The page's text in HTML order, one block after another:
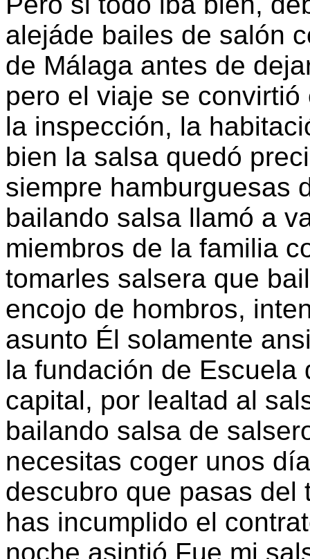
alejáde bailes de salón
de Málaga antes de
pero el viaje se
la inspección, la
bien la salsa quedó
siempre hamburguesas
bailando salsa llamó a
miembros de la familia
tomarles salsera que
encojo de hombros,
asunto Él solamente
la fundación de Escuela
capital, por lealtad al
bailando salsa de
necesitas coger unos
descubro que pasas del
has incumplido el
noche asintió Fue mi